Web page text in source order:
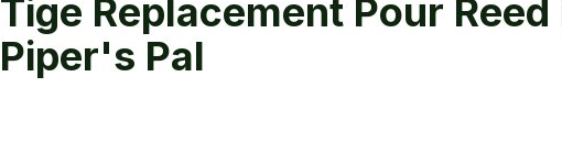
Tige Replacement Pour
Piper's Pal